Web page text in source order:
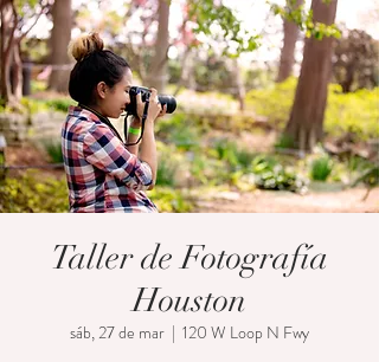
Taller de Fotografía
Houston
sáb, 27 de mar
  |
120 W Loop N Fwy